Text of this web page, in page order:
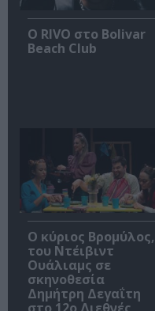
Ο RIVO στο Bolivar
Beach Club
O κύριος Βρομύλος,
του Ντέιβιντ
Ουάλιαμς σε
σκηνοθεσία
Δημήτρη Δεγαΐτη
στο 12ο Διεθνές